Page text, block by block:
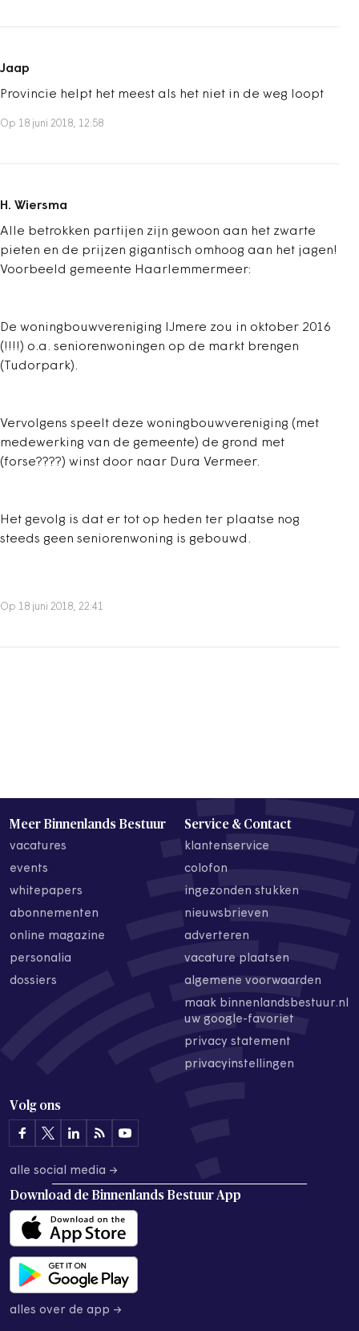
Jaap
Provincie helpt het meest als het niet in de weg loopt
Op 18 juni 2018, 12:58
H. Wiersma
Alle betrokken partijen zijn gewoon aan het zwarte
pieten en de prijzen gigantisch omhoog aan het jagen!
Voorbeeld gemeente Haarlemmermeer:
De woningbouwvereniging IJmere zou in oktober 2016
(!!!!) o.a. seniorenwoningen op de markt brengen
(Tudorpark).
Vervolgens speelt deze woningbouwvereniging (met
medewerking van de gemeente) de grond met
(forse????) winst door naar Dura Vermeer.
Het gevolg is dat er tot op heden ter plaatse nog
steeds geen seniorenwoning is gebouwd.
Op 18 juni 2018, 22:41
Meer Binnenlands Bestuur
vacatures
events
whitepapers
abonnementen
online magazine
personalia
dossiers
Service & Contact
klantenservice
colofon
ingezonden stukken
nieuwsbrieven
adverteren
vacature plaatsen
algemene voorwaarden
maak binnenlandsbestuur.nl
uw google-favoriet
privacy statement
privacyinstellingen
Volg ons
alle social media →
Download de Binnenlands Bestuur App
alles over de app →